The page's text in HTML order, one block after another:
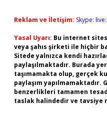
Reklam ve İletişim: Skype:
Yasal Uyarı: Bu internet
veya şahıs şirketi ile hiçbir
Sitede yalnızca kendi
paylaşılmaktadır. Burada
taşımamakta olup, gerçek
paylaşım
benzerlikleri tamamen
taslak halindedir ve tavsiye